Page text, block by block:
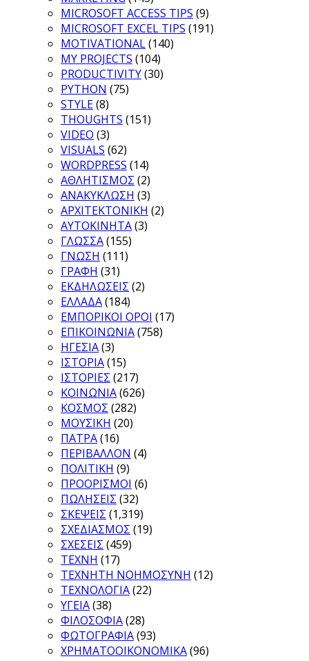
MICROSOFT ACCESS TIPS (9)
MICROSOFT EXCEL TIPS (191)
MOTIVATIONAL(140)
MY PROJECTS (104)
PRODUCTIVITY(30)
PYTHON (75)
STYLE(8)
THOUGHTS (151)
VIDEO (3)
VISUALS (62)
WORDPRESS (14)
ΑΘΛΗΤΙΣΜΟΣ (2)
ΑΝΑΚΥΚΛΩΣΗ (3)
ΑΡΧΙΤΕΚΤΟΝΙΚΗ (2)
ΑΥΤΟΚΙΝΗΤΑ(3)
ΓΛΩΣΣΑ(155)
ΓΝΩΣΗ (111)
ΓΡΑΦΗ (31)
ΕΚΔΗΛΩΣΕΙΣ (2)
ΕΛΛΑΔΑ(184)
ΕΜΠΟΡΙΚΟΙ ΟΡΟΙ (17)
ΕΠΙΚΟΙΝΩΝΙΑ(758)
ΗΓΕΣΙΑ(3)
ΙΣΤΟΡΙΑ(15)
ΙΣΤΟΡΙΕΣ (217)
ΚΟΙΝΩΝΙΑ(626)
ΚΟΣΜΟΣ (282)
ΜΟΥΣΙΚΗ (20)
ΠΑΤΡΑ(16)
ΠΕΡΙΒΑΛΛΟΝ (4)
ΠΟΛΙΤΙΚΗ (9)
ΠΡΟΟΡΙΣΜΟΙ (6)
ΠΩΛΗΣΕΙΣ (32)
ΣΚΕΨΕΙΣ (1,319)
ΣΧΕΔΙΑΣΜΟΣ (19)
ΣΧΕΣΕΙΣ (459)
ΤΕΧΝΗ (17)
ΤΕΧΝΗΤΗ ΝΟΗΜΟΣΥΝΗ (12)
ΤΕΧΝΟΛΟΓΙΑ(22)
ΥΓΕΙΑ(38)
ΦΙΛΟΣΟΦΙΑ(28)
ΦΩΤΟΓΡΑΦΙΑ(93)
ΧΡΗΜΑΤΟΟΙΚΟΝΟΜΙΚΑ(96)